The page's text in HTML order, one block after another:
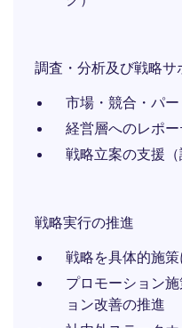
調査・分析及び戦略サ
市場・競合・パ
経営層へのレポ
戦略立案の支援（
戦略実行の推進
戦略を具体的施
プロモーション
ョン改善の推進